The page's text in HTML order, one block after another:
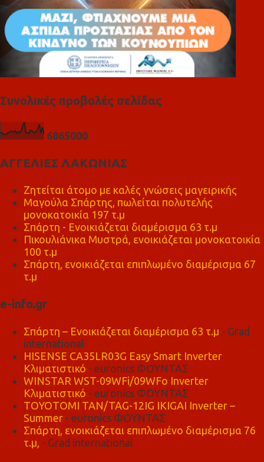
Συνολικές προβολές σελίδας
6865000
ΑΓΓΕΛΙΕΣ ΛΑΚΩΝΙΑΣ
Ζητείται άτομο με καλές γνώσεις μαγειρικής
Μαγούλα Σπάρτης, πωλείται πολυτελής
μονοκατοικία 197 τ.μ
Σπάρτη - Ενοικιάζεται διαμέρισμα 63 τ.μ
Πικουλιάνικα Μυστρά, ενοικιάζεται μονοκατοικία
100 τ.μ
Σπάρτη, ενοικιάζεται επιπλωμένο διαμέρισμα 67
τ.μ
e-info.gr
Σπάρτη – Ενοικιάζεται διαμέρισμα 63 τ.μ - Grad
international
HISENSE CA35LR03G Easy Smart Inverter
Κλιματιστικό - euronics ΦΟΥΝΤΑΣ
WINSTAR WST-09WFi/09WFo Inverter
Κλιματιστικό - euronics ΦΟΥΝΤΑΣ
TOYOTOMI TAN/TAG-12IG IKIGAI Inverter –
Summer - euronics ΦΟΥΝΤΑΣ
Σπάρτη, ενοικιάζεται επιπλωμένο διαμέρισμα 76
τ.μ, - Grad international